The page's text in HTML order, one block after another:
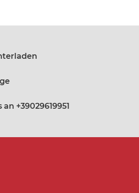
an +39029619951